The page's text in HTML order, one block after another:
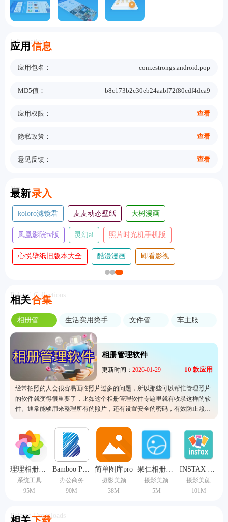
应用 信息
Information
应用包名： com.estrongs.android.pop
MD5值： b8c173b2c30eb24aabf72f80cdf4dca9
应用权限： 查看
隐私政策： 查看
意见反馈： 查看
最新录入
New
koloro滤镜君 麦麦动态壁纸 大树漫画
凤凰影院tv版 灵幻ai 照片时光机手机版
心悦壁纸旧版本大全 酷漫漫画 即看影视
相关合集
Related Collections
相册管理软件 生活实用类手机软件 文件管理工具 车主服务软件
相册管理软件
更新时间： 2026-01-29 10 款应用
经常拍照的人会很容易面临照片过多的问题，所以那些可以帮忙管理照片
的软件就变得很重要了，比如这个相册管理软件专题里就有收录这样的软
件。通常能够用来整理所有的照片，还有设置安全的密码，有效防止照片
被误删。需要整理自己手机图片的人真的要试看这里的应用，总有一款是
适合自己的，之后再找回某个照片也更加便捷。
理理相册手机版
系统工具
95M
Bamboo Paper安卓版
办公商务
90M
简单图库pro
摄影美颜
38M
果仁相册旧版本
摄影美颜
5M
INSTAX UP安卓版
摄影美颜
101M
Related Downloads